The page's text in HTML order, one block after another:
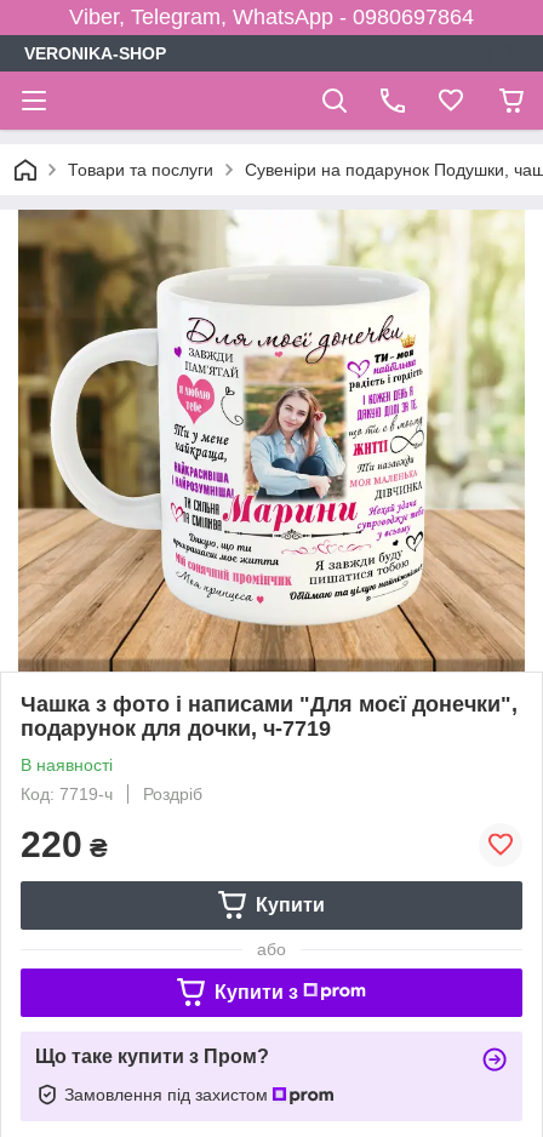
Viber, Telegram, WhatsApp - 0980697864
VERONIKA-SHOP
Товари та послуги Сувеніри на подарунок Подушки,
Чашка з фото і написами "Для моєї донечки",
подарунок для дочки, ч-7719
В наявності
Код: 7719-ч
Роздріб
220 ₴
Купити
або
Купити з
Що таке купити з Пром?
Замовлення під захистом